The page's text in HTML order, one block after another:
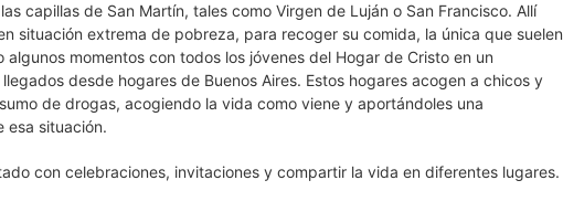
capillas de San Martín, tales como Virgen de Luján o San Francisco. Allí
situación extrema de pobreza, para recoger su comida, la única que suelen
momentos con todos los jóvenes del Hogar de Cristo en un
desde hogares de Buenos Aires. Estos hogares acogen a chicos y
de drogas, acogiendo la vida como viene y aportándoles una
esa situación.
con celebraciones, invitaciones y compartir la vida en diferentes lugares.